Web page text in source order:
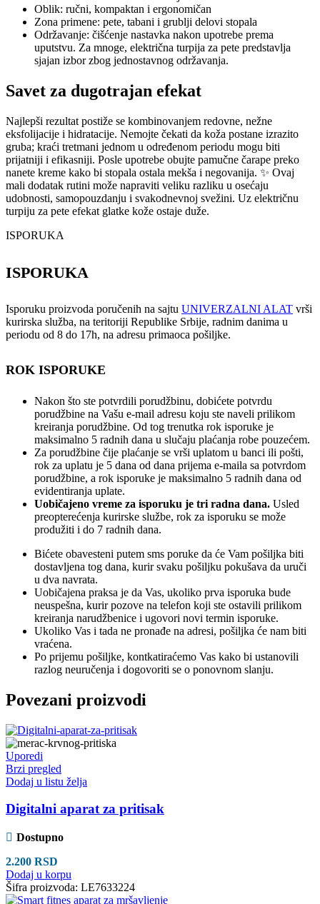
Oblik: ručni, kompaktan i ergonomičan
Zona primene: pete, tabani i grublji delovi stopala
Održavanje: čišćenje nastavka nakon upotrebe prema
uputstvu. Za mnoge, električna turpija za pete predstavlja
sjajan izbor zbog jednostavnog održavanja.
Savet za dugotrajan efekat
Najlepši rezultat postiže se kombinovanjem redovne, nežne
eksfolijacije i hidratacije. Nemojte čekati da koža postane izrazito
gruba; kraći tretmani jednom u određenom periodu mogu biti
prijatniji i efikasniji. Posle upotrebe obujte pamučne čarape preko
nanete kreme kako bi stopala ostala mekša i negovanija. ✨ Ovaj
mali dodatak rutini može napraviti veliku razliku u osećaju
udobnosti, samopouzdanju i svakodnevnoj svežini. Uz električnu
turpiju za pete efekat glatke kože ostaje duže.
ISPORUKA
ISPORUKA
Isporuku proizvoda poručenih na sajtu UNIVERZALNI ALAT vrši
kurirska služba, na teritoriji Republike Srbije, radnim danima u
periodu od 8 do 17h, na adresu primaoca pošiljke.
ROK ISPORUKE
Nakon što ste potvrdili porudžbinu, dobićete potvrdu
porudžbine na Vašu e-mail adresu koju ste naveli prilikom
kreiranja porudžbine. Od tog trenutka rok isporuke je
maksimalno 5 radnih dana u slučaju plaćanja robe pouzećem.
Za porudžbine čije plaćanje se vrši uplatom u banci ili pošti,
rok za uplatu je 5 dana od dana prijema e-maila sa potvrdom
porudžbine, a rok isporuke je maksimalno 5 radnih dana od
evidentiranja uplate.
Uobičajeno vreme za isporuku je tri radna dana. Usled
preopterećenja kurirske službe, rok za isporuku se može
produžiti i do 7 radnih dana.
Bićete obavesteni putem sms poruke da će Vam pošiljka biti
dostavljena tog dana, kurir svaku pošiljku pokušava da uruči
u dva navrata.
Uobičajena praksa je da Vas, ukoliko prva isporuka bude
neuspešna, kurir pozove na telefon koji ste ostavili prilikom
kreiranja narudžbenice i ugovori novi termin isporuke.
Ukoliko Vas i tada ne pronađe na adresi, pošiljka će nam biti
vraćena.
Po prijemu pošiljke, kontkatiraćemo Vas kako bi ustanovili
razlog neuručenja i dogovoriti se o ponovnom slanju.
Povezani proizvodi
Uporedi
Brzi pregled
Dodaj u listu želja
Digitalni aparat za pritisak
Dostupno
2.200 RSD
Dodaj u korpu
Šifra proizvoda: LE7633224